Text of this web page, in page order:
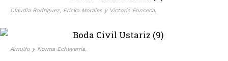
Claudia Rodríguez, Ericka Morales y Victoria Fonseca.
Arnulfo y Norma Echeverria.